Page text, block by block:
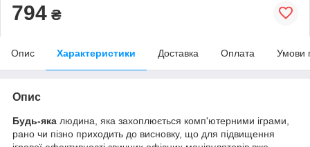
794 ₴
Опис Характеристики Доставка Оплата Умови
Опис
Будь-яка людина, яка захоплюється комп'ютерними іграми,
рано чи пізно приходить до висновку, що для підвищення